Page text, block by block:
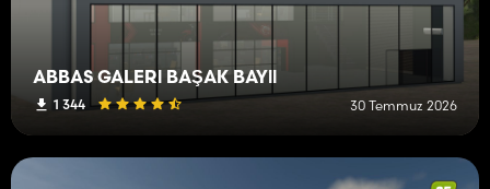
ABBAS GALERİ BAŞAK BAYİİ
1 344 30 Temmuz 2026